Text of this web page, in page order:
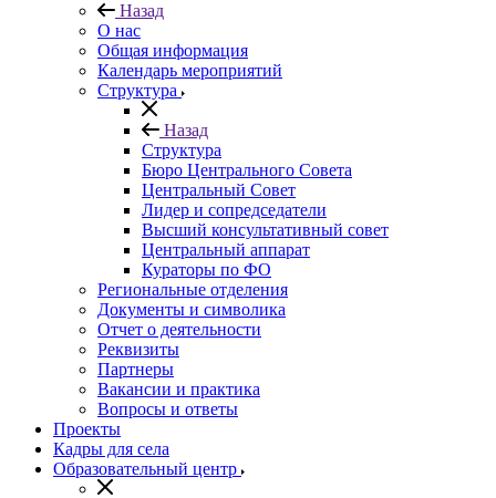
Назад
О нас
Общая информация
Календарь мероприятий
Структура
Назад
Структура
Бюро Центрального Совета
Центральный Совет
Лидер и сопредседатели
Высший консультативный совет
Центральный аппарат
Кураторы по ФО
Региональные отделения
Документы и символика
Отчет о деятельности
Реквизиты
Партнеры
Вакансии и практика
Вопросы и ответы
Проекты
Кадры для села
Образовательный центр